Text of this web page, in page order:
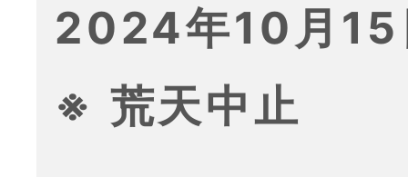
2024年10月
※ 荒天中止